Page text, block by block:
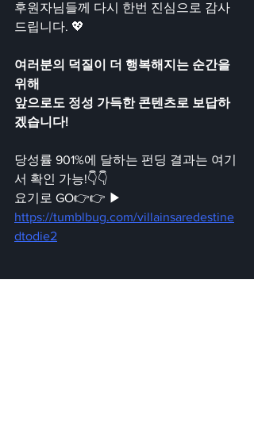
후원자님들께 다시 한번 진심으로 감사
드립니다. 💖
여러분의 덕질이 더 행복해지는 순간을
위해
앞으로도 정성 가득한 콘텐츠로 보답하
겠습니다!
당성률 901%에 달하는 펀딩 결과는 여기
서 확인 가능!👇👇
요기로 GO👉👉 ▶
https://tumblbug.com/villainsaredestine
dtodie2